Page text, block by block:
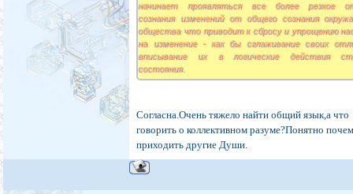
начинает проявляться все более резкое
сознания изменений от общего сознания
общества что приводит к сбросу и упрощению
на изменение - как бы сглаживание своих
вписывание их в логические действия
состояния.
Согласна.Очень тяжело найти общий язык,а что
говорить о коллективном разуме?Понятно
приходить другие Души.